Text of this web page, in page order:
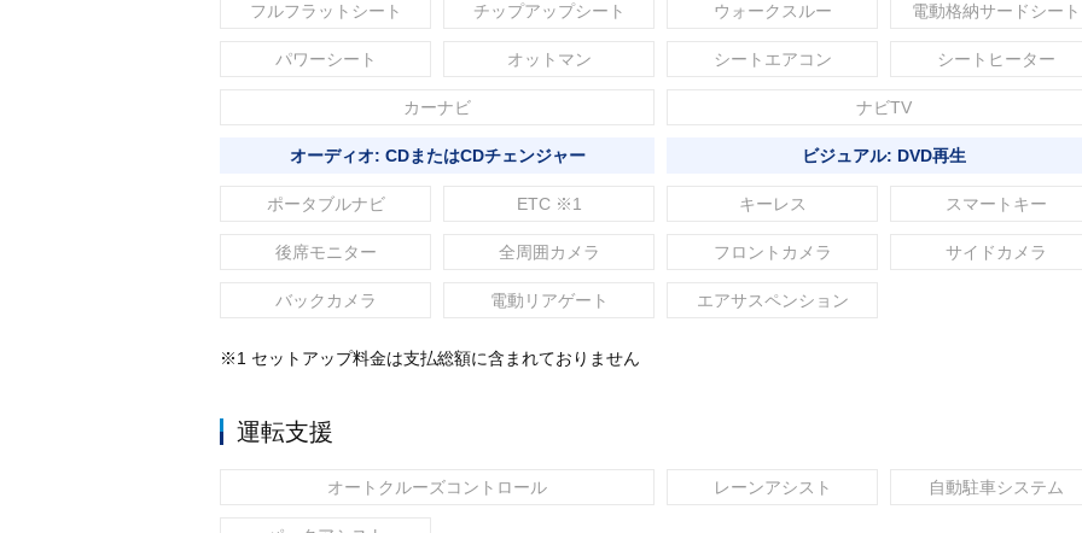
フルフラットシート チップアップシート ウォークスルー 電動格納サードシート
パワーシート オットマン シートエアコン シートヒーター
カーナビ ナビTV
オーディオ: CDまたはCDチェンジャー ビジュアル: DVD再生
ポータブルナビ ETC ※1 キーレス スマートキー
後席モニター 全周囲カメラ フロントカメラ サイドカメラ
バックカメラ 電動リアゲート エアサスペンション
※1 セットアップ料金は支払総額に含まれておりません
運転支援
オートクルーズコントロール レーンアシスト 自動駐車システム